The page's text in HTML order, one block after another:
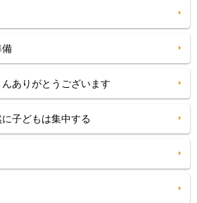
備
ありがとうございます
子どもは集中する